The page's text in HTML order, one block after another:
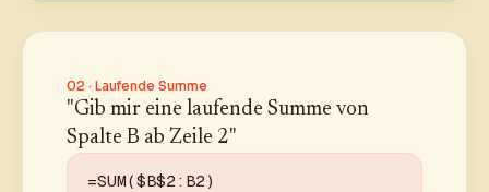
02 · Laufende Summe
"Gib mir eine laufende Summe von
Spalte B ab Zeile 2"
=SUM($B$2:B2)